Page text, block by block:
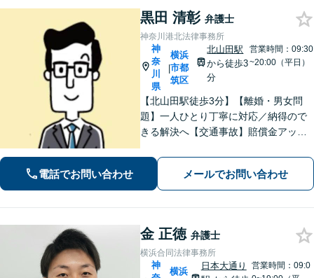
黒田 清彰 弁護士
神奈川港北法律事務所
神
奈
川
県
|
横浜
市都
筑区
北山田駅
から徒歩3
分
営業時間：09:30
~20:00（平日）
【北山田駅徒歩3分】【離婚・男女問
題】一人ひとり丁寧に対応／納得ので
きる解決へ【交通事故】賠償金アップ
手続きはお任せ【借金・債務整理】手
続きはもちろん、再発防止策や今後の
生活のフォローも行います。
電話でお問い合わせ メールでお問い合わせ
金 正徳 弁護士
横浜合同法律事務所
神
横浜
日本大通り
営業時間：09:0